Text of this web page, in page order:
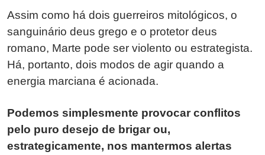
Assim como há dois guerreiros mitológicos, o
sanguinário deus grego e o protetor deus
romano, Marte pode ser violento ou estrategista.
Há, portanto, dois modos de agir quando a
energia marciana é acionada.
Podemos simplesmente provocar conflitos
pelo puro desejo de brigar ou,
estrategicamente, nos mantermos alertas